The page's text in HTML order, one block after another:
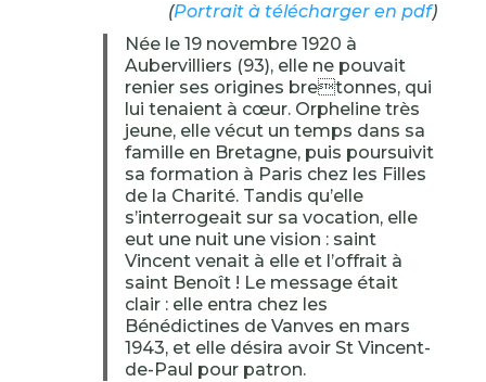
(Portrait à télécharger en pdf)
Née le 19 novembre 1920 à
Aubervilliers (93), elle ne pouvait
renier ses origines bretonnes, qui
lui tenaient à cœur. Orpheline très
jeune, elle vécut un temps dans sa
famille en Bretagne, puis poursuivit
sa formation à Paris chez les Filles
de la Charité. Tandis qu’elle
s’interrogeait sur sa vocation, elle
eut une nuit une vision : saint
Vincent venait à elle et l’offrait à
saint Benoît ! Le message était
clair : elle entra chez les
Bénédictines de Vanves en mars
1943, et elle désira avoir St Vincent-
de-Paul pour patron.